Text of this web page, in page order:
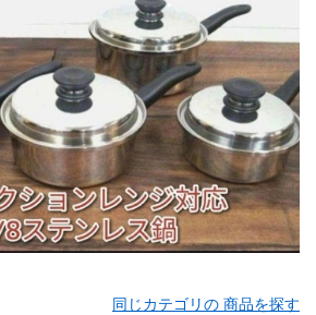
同じカテゴリの 商品を探す